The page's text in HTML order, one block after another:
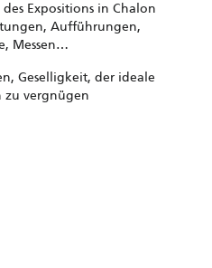
des Expositions in Chalon
Aufführungen,
Messen…
Geselligkeit, der ideale
zu vergnügen